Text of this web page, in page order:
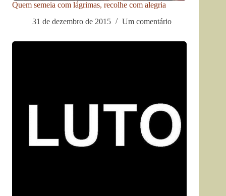
Quem semeia com lágrimas, recolhe com alegria
31 de dezembro de 2015
Um comentário